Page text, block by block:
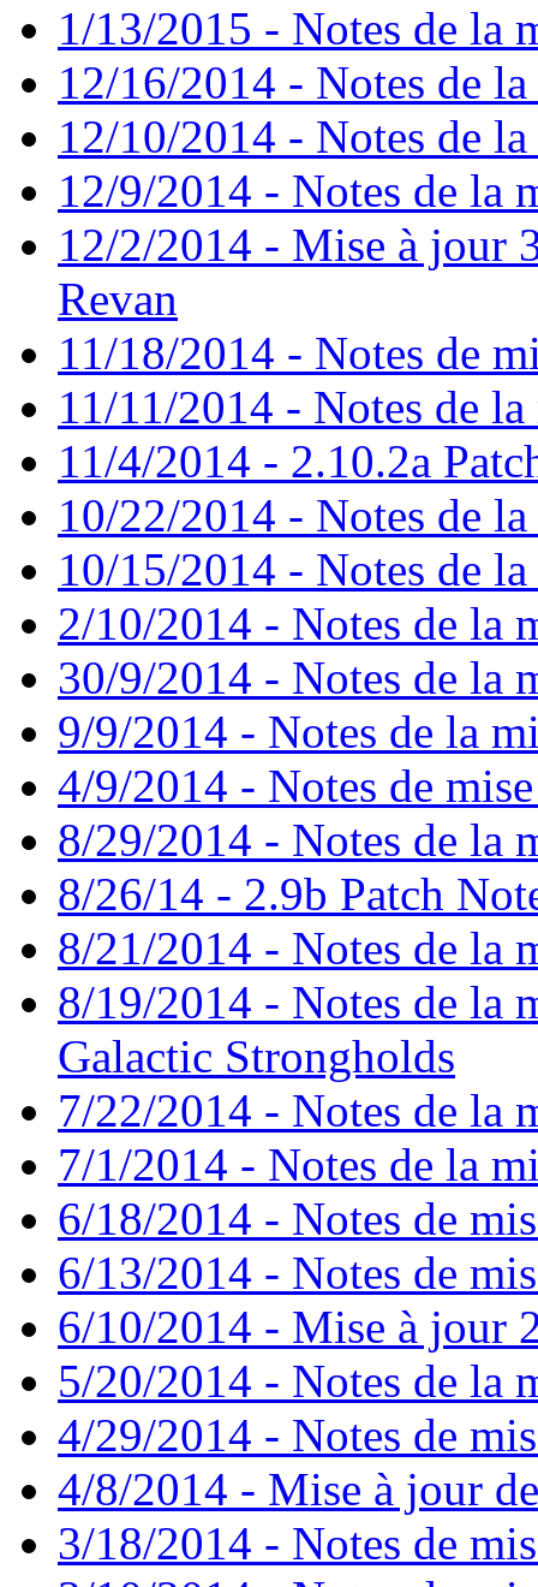
1/13/2015 - Notes de la
12/16/2014 - Notes de
12/10/2014 - Notes de
12/9/2014 - Notes de la
12/2/2014 - Mise à jour
Revan
11/18/2014 - Notes de
11/11/2014 - Notes de
11/4/2014 - 2.10.2a
10/22/2014 - Notes de
10/15/2014 - Notes de
2/10/2014 - Notes de la
30/9/2014 - Notes de la
9/9/2014 - Notes de la
4/9/2014 - Notes de
8/29/2014 - Notes de la
8/26/14 - 2.9b Patch
8/21/2014 - Notes de la
8/19/2014 - Notes de la
Galactic Strongholds
7/22/2014 - Notes de la
7/1/2014 - Notes de la
6/18/2014 - Notes de
6/13/2014 - Notes de
6/10/2014 - Mise à jour
5/20/2014 - Notes de la
4/29/2014 - Notes de
4/8/2014 - Mise à jour
3/18/2014 - Notes de